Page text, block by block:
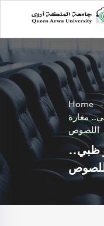
Home
مغارة
اللصوص
ظبي..